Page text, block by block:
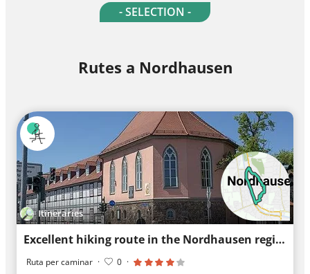
- SELECTION -
Rutes a Nordhausen
Itineraries
Excellent hiking route in the Nordhausen region
Ruta per caminar · 0 ·